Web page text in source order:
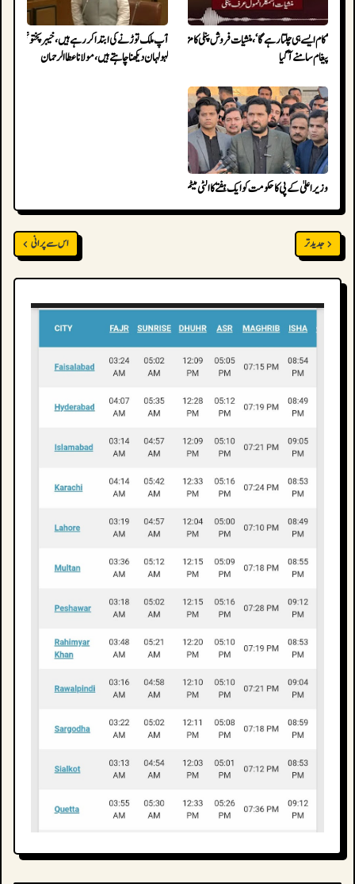
’کام ایسے ہی چلتا رہے گا‘، منشیات فروش پنکی کا مزید آڈیو
پیغام سامنے آگیا
آپ ملک توڑنے کی ابتدا کررہے ہیں، خیبرپختونخوا کو
لہولہان دیکھنا چاہتے ہیں، مولانا عطاالرحمان
وزیراعلیٰ کے پی کا حکومت کو ایک ہفتے کا الٹی میٹم
جدید تر اس سے پرانی